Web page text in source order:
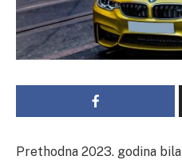
Prethodna 2023. godina